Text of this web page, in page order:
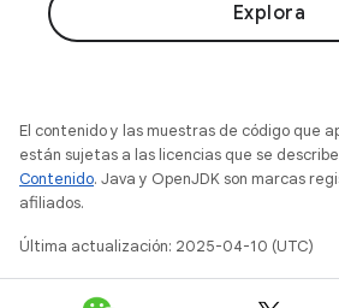
Explora
El contenido y las muestras de código que
están sujetas a las licencias que se
Contenido. Java y OpenJDK son marcas
afiliados.
Última actualización: 2025-04-10 (UTC)